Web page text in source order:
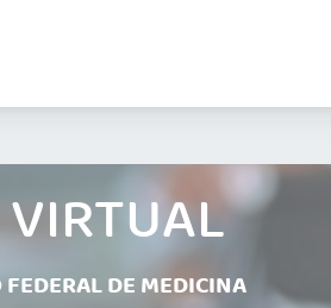
DE MEDICINA